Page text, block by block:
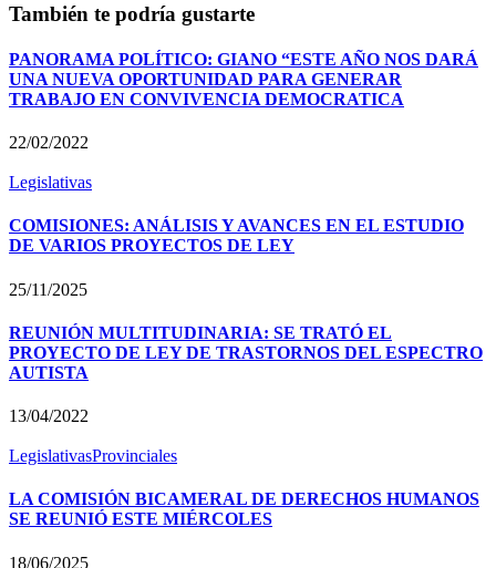
También te podría gustarte
PANORAMA POLÍTICO: GIANO “ESTE AÑO NOS DARÁ
UNA NUEVA OPORTUNIDAD PARA GENERAR
TRABAJO EN CONVIVENCIA DEMOCRATICA
22/02/2022
Legislativas
COMISIONES: ANÁLISIS Y AVANCES EN EL ESTUDIO
DE VARIOS PROYECTOS DE LEY
25/11/2025
REUNIÓN MULTITUDINARIA: SE TRATÓ EL
PROYECTO DE LEY DE TRASTORNOS DEL ESPECTRO
AUTISTA
13/04/2022
LegislativasProvinciales
LA COMISIÓN BICAMERAL DE DERECHOS HUMANOS
SE REUNIÓ ESTE MIÉRCOLES
18/06/2025